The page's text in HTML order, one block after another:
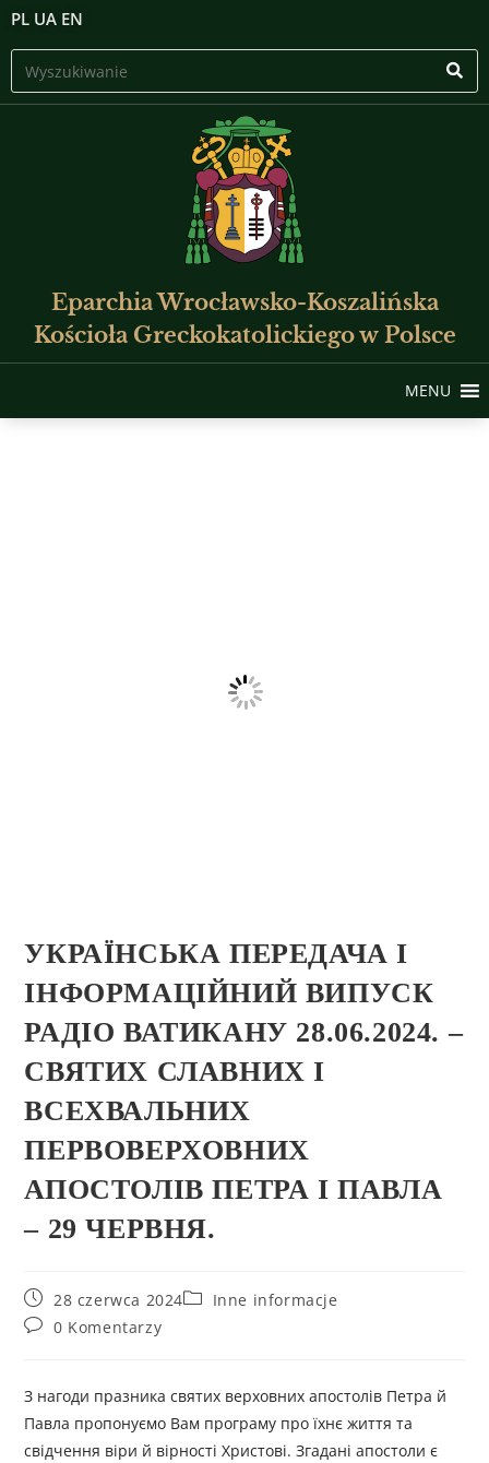
PL UA EN
Eparchia Wrocławsko-Koszalińska
Kościoła Greckokatolickiego w Polsce
MENU
УКРАЇНСЬКА ПЕРЕДАЧА І
ІНФОРМАЦІЙНИЙ ВИПУСК
РАДІО ВАТИКАНУ 28.06.2024. –
СВЯТИХ СЛАВНИХ І
ВСЕХВАЛЬНИХ
ПЕРВОВЕРХОВНИХ
АПОСТОЛІВ ПЕТРА І ПАВЛА
– 29 ЧЕРВНЯ.
28 czerwca 2024
Inne informacje
0 Komentarzy
З нагоди празника святих верховних апостолів Петра й
Павла пропонуємо Вам програму про їхнє життя та
свідчення віри й вірності Христові. Згадані апостоли є